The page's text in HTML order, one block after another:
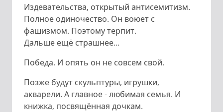
Издевательства, открытый антисемитизм.
Полное одиночество. Он воюет с
фашизмом. Поэтому терпит.
Дальше ещё страшнее...
Победа. И опять он не совсем свой.
Позже будут скульптуры, игрушки,
акварели. А главное - любимая семья. И
книжка, посвящённая дочкам.